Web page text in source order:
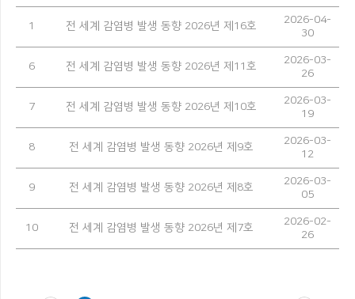
1 전 세계 감염병 발생 동향 2026년 제16호
2026-04-
30
6 전 세계 감염병 발생 동향 2026년 제11호
2026-03-
26
7 전 세계 감염병 발생 동향 2026년 제10호
2026-03-
19
8 전 세계 감염병 발생 동향 2026년 제9호
2026-03-
12
9 전 세계 감염병 발생 동향 2026년 제8호
2026-03-
05
10 전 세계 감염병 발생 동향 2026년 제7호
2026-02-
26